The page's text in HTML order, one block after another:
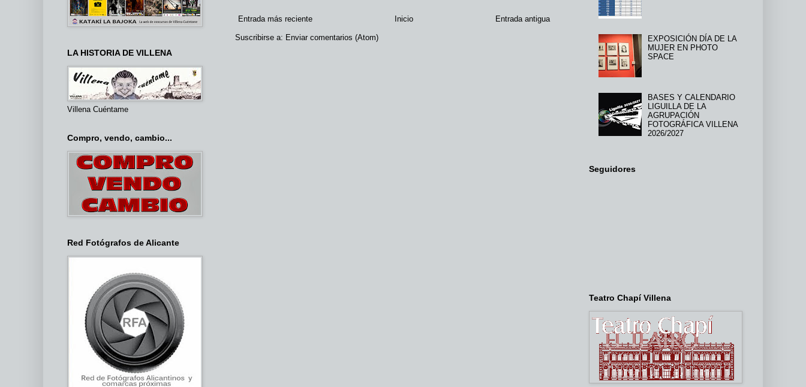
Entrada más reciente Entrada antigua
Inicio
Suscribirse a: Enviar comentarios (Atom)
LA HISTORIA DE VILLENA
Villena Cuéntame
Compro, vendo, cambio...
Red Fotógrafos de Alicante
EXPOSICIÓN DÍA DE LA
MUJER EN PHOTO
SPACE
BASES Y CALENDARIO
LIGUILLA DE LA
AGRUPACIÓN
FOTOGRÁFICA VILLENA
2026/2027
Seguidores
Teatro Chapí Villena